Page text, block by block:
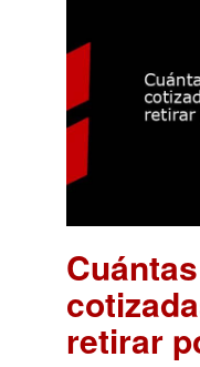
retirar